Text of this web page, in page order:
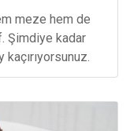
meze hem de
Şimdiye kadar